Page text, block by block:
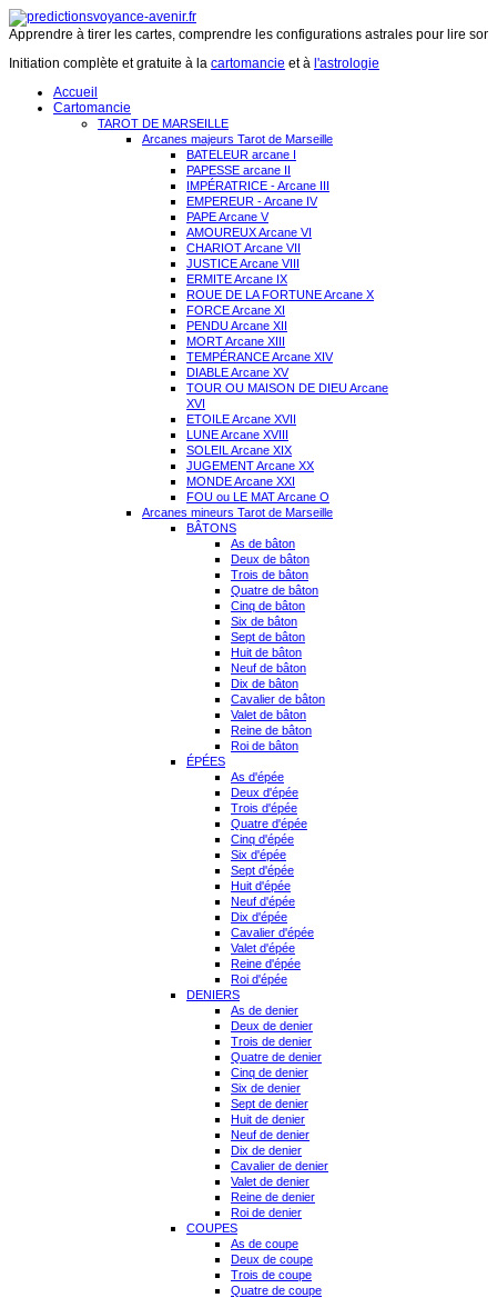
Apprendre à tirer les cartes, comprendre les configurations astrales pour lire
Initiation complète et gratuite à la cartomancie et à l'astrologie
Accueil
Cartomancie
TAROT DE MARSEILLE
Arcanes majeurs Tarot de Marseille
BATELEUR arcane I
PAPESSE arcane II
IMPÉRATRICE - Arcane III
EMPEREUR - Arcane IV
PAPE Arcane V
AMOUREUX Arcane VI
CHARIOT Arcane VII
JUSTICE Arcane VIII
ERMITE Arcane IX
ROUE DE LA FORTUNE Arcane X
FORCE Arcane XI
PENDU Arcane XII
MORT Arcane XIII
TEMPÉRANCE Arcane XIV
DIABLE Arcane XV
TOUR OU MAISON DE DIEU Arcane
XVI
ETOILE Arcane XVII
LUNE Arcane XVIII
SOLEIL Arcane XIX
JUGEMENT Arcane XX
MONDE Arcane XXI
FOU ou LE MAT Arcane O
Arcanes mineurs Tarot de Marseille
BÂTONS
As de bâton
Deux de bâton
Trois de bâton
Quatre de bâton
Cinq de bâton
Six de bâton
Sept de bâton
Huit de bâton
Neuf de bâton
Dix de bâton
Cavalier de bâton
Valet de bâton
Reine de bâton
Roi de bâton
ÉPÉES
As d'épée
Deux d'épée
Trois d'épée
Quatre d'épée
Cinq d'épée
Six d'épée
Sept d'épée
Huit d'épée
Neuf d'épée
Dix d'épée
Cavalier d'épée
Valet d'épée
Reine d'épée
Roi d'épée
DENIERS
As de denier
Deux de denier
Trois de denier
Quatre de denier
Cinq de denier
Six de denier
Sept de denier
Huit de denier
Neuf de denier
Dix de denier
Cavalier de denier
Valet de denier
Reine de denier
Roi de denier
COUPES
As de coupe
Deux de coupe
Trois de coupe
Quatre de coupe